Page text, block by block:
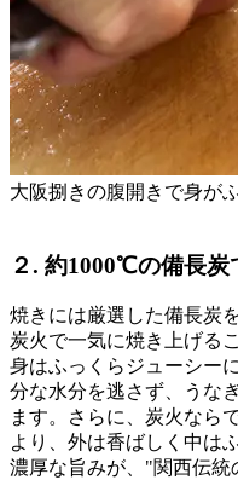
大阪捌きの腹開きで身が
２. 約1000℃の備長炭
焼きには厳選した備長炭
炭火で一気に焼き上げる
身はふっくらジューシー
分な水分を逃さず、うな
ます。さらに、炭火なら
より、外は香ばしく中は
濃厚な旨みが、"関西伝統